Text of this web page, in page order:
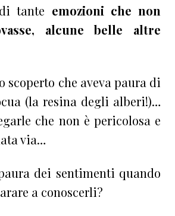
tante emozioni che non
alcune belle altre
scoperto che aveva paura di
(la resina degli alberi!)…
che non è pericolosa e
via…
dei sentimenti quando
a conoscerli?